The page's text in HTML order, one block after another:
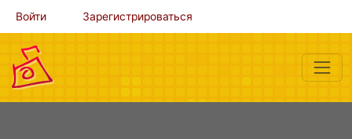
Войти Зарегистрироваться